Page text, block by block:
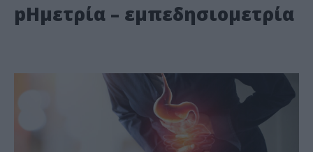
pHμετρία – εμπεδησιομετρία